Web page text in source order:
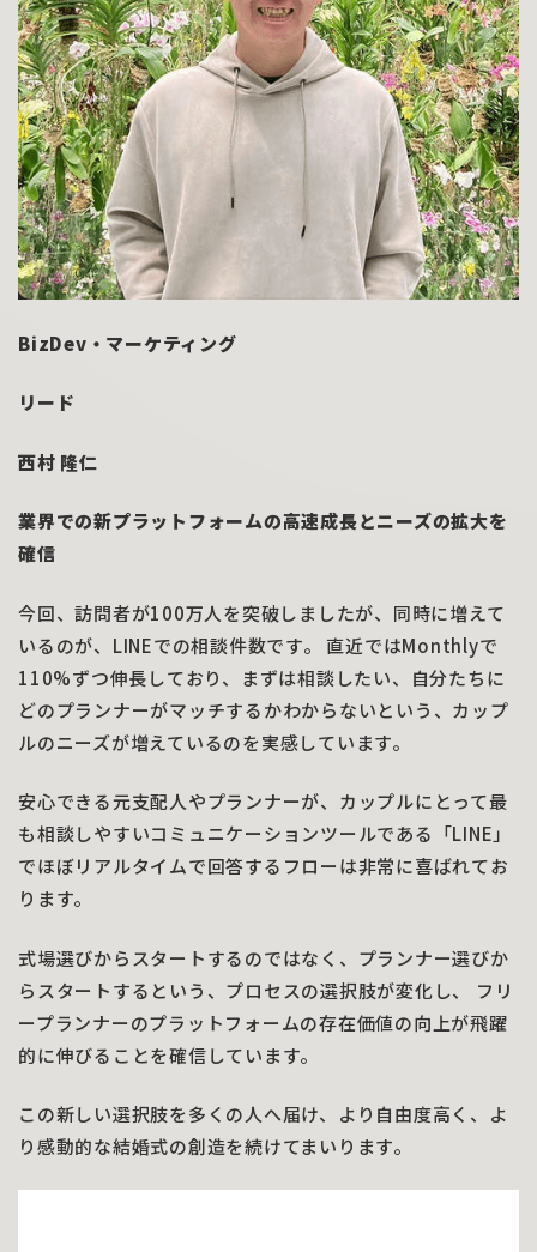
BizDev・マーケティング
リード
西村 隆仁
業界での新プラットフォームの高速成長とニーズの拡大を
確信
今回、訪問者が100万人を突破しましたが、同時に増えて
いるのが、LINEでの相談件数です。 直近ではMonthlyで
110%ずつ伸長しており、まずは相談したい、自分たちに
どのプランナーがマッチするかわからないという、カップ
ルのニーズが増えているのを実感しています。
安心できる元支配人やプランナーが、カップルにとって最
も相談しやすいコミュニケーションツールである「LINE」
でほぼリアルタイムで回答するフローは非常に喜ばれてお
ります。
式場選びからスタートするのではなく、プランナー選びか
らスタートするという、プロセスの選択肢が変化し、 フリ
ープランナーのプラットフォームの存在価値の向上が飛躍
的に伸びることを確信しています。
この新しい選択肢を多くの人へ届け、より自由度高く、よ
り感動的な結婚式の創造を続けてまいります。